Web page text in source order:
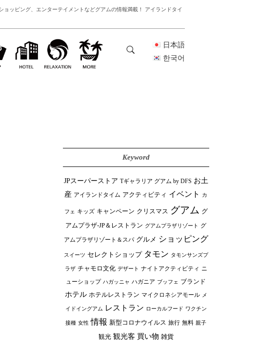
ッピング、エンターテイメントなどグアムの情報満載！ アイランドタイ
日本語
한국어
Keyword
JPスーパーストア Tギャラリア グアム by DFS お土
産 アイランドタイム アクティビティ イベント カ
フェ キッズ キャンペーン クリスマス グアム グ
アムプラザ-JP＆レストラン グアムプラザリゾート グ
アムプラザリゾート＆スパ グルメ ショッピング
スイーツ セレクトショップ タモン タモンサンズプ
ラザ チャモロ文化 デザート ナイトアクティビティ ニ
ューショップ ハガッニャ ハガニア ブッフェ ブランド
ホテル ホテルレストラン マイクロネシアモール メ
イドイングアム レストラン ローカルフード ワクチン
接種 女性 情報 新型コロナウイルス 旅行 無料 親子
観光 観光客 買い物 雑貨